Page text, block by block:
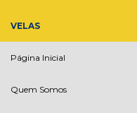
VELAS
Página Inicial
Quem Somos